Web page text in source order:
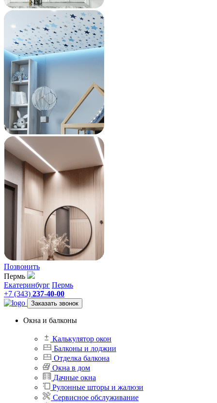
Позвонить
Пермь
Екатеринбург Пермь
+7 (343) 237-40-00
Заказать звонок
Окна и балконы
Калькулятор окон
Балконы и лоджии
Отделка балкона
Окна в дом
Дачные окна
Рулонные шторы и жалюзи
Сервисное обслуживание